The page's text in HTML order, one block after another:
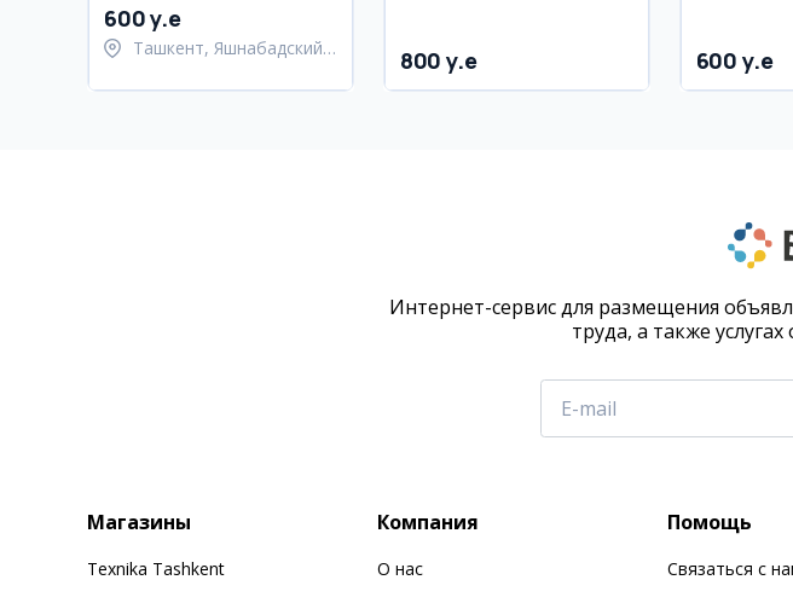
метро Алмас
600 y.e
Ташкент, Яшнабадский
800 y.e 600 y.e
Интернет-сервис для размещения
труда, а также
Магазины
Texnika Tashkent
Компания
О нас
Помощь
Связаться с